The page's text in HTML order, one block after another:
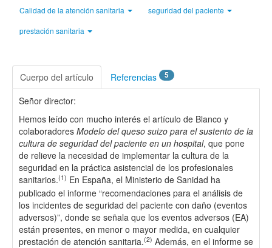
Calidad de la atención sanitaria
seguridad del paciente
prestación sanitaria
Cuerpo del artículo Referencias 5
Señor director:
Hemos leído con mucho interés el artículo de Blanco y
colaboradores Modelo del queso suizo para el sustento de la
cultura de seguridad del paciente en un hospital, que pone
de relieve la necesidad de implementar la cultura de la
seguridad en la práctica asistencial de los profesionales
sanitarios.(1) En España, el Ministerio de Sanidad ha
publicado el informe “recomendaciones para el análisis de
los incidentes de seguridad del paciente con daño (eventos
adversos)”, donde se señala que los eventos adversos (EA)
están presentes, en menor o mayor medida, en cualquier
prestación de atención sanitaria.(2) Además, en el informe se